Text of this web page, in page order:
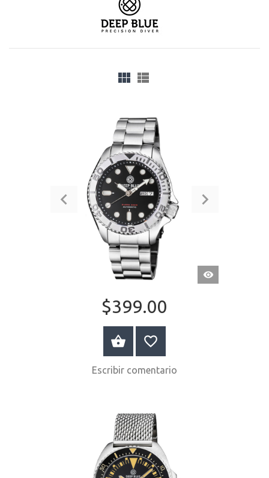
VISTA
RÁPIDA
$399.00
COMPRAR AHORA
Escribir comentario